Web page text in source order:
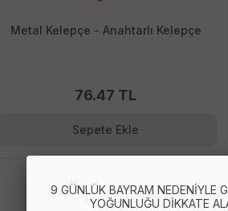
Metal Kelepçe - Anahtarlı Kelepçe
76.47 TL
Sepete Ekle
9 GÜNLÜK BAYRAM NEDENİYLE
YOĞUNLUĞU DİKKATE